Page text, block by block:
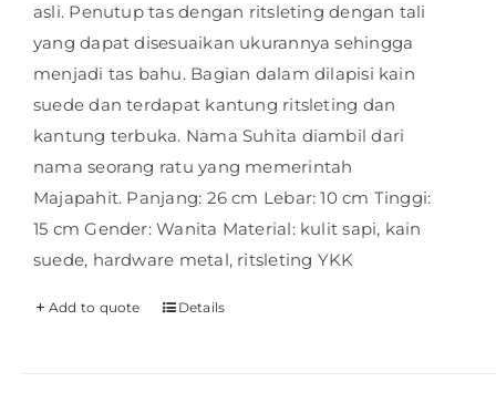
asli. Penutup tas dengan ritsleting dengan tali
yang dapat disesuaikan ukurannya sehingga
menjadi tas bahu. Bagian dalam dilapisi kain
suede dan terdapat kantung ritsleting dan
kantung terbuka. Nama Suhita diambil dari
nama seorang ratu yang memerintah
Majapahit. Panjang: 26 cm Lebar: 10 cm Tinggi:
15 cm Gender: Wanita Material: kulit sapi, kain
suede, hardware metal, ritsleting YKK
Add to quote Details